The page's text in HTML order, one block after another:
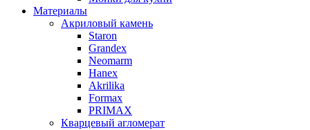
Материалы
Акриловый камень
Staron
Grandex
Neomarm
Hanex
Akrilika
Formax
PRIMAX
Кварцевый агломерат